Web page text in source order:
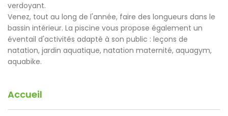
verdoyant.
Venez, tout au long de l'année, faire des longueurs dans le
bassin intérieur. La piscine vous propose également un
éventail d'activités adapté à son public : leçons de
natation, jardin aquatique, natation maternité, aquagym,
aquabike.
Accueil